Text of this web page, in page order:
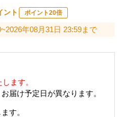
ント ポイント20倍
年08月31日 23:59まで
ます。
届け予定日が異なります。
す。